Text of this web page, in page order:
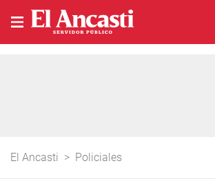
El Ancasti > Policiales